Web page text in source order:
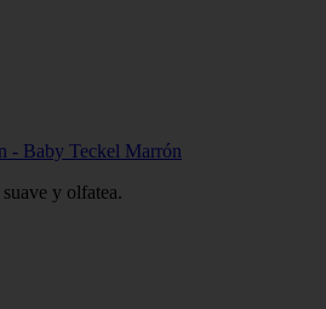
- Baby Teckel Marrón
y olfatea.